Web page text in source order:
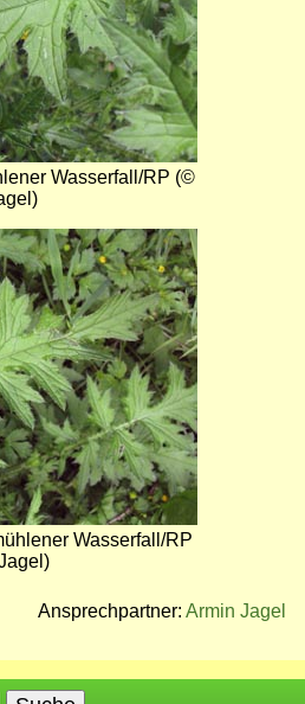
Wasserfall/RP (©
Wasserfall/RP
Ansprechpartner: Armin Jagel